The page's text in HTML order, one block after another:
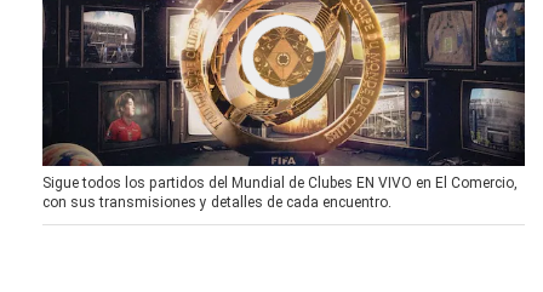
Sigue todos los partidos del Mundial de Clubes EN VIVO en El Comercio,
con sus transmisiones y detalles de cada encuentro.